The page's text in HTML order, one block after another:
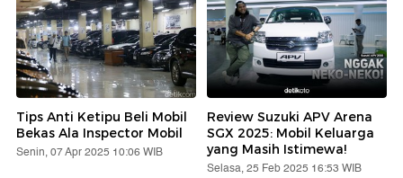
Tips Anti Ketipu Beli Mobil
Bekas Ala Inspector Mobil
Senin, 07 Apr 2025 10:06 WIB
Review Suzuki APV Arena
SGX 2025: Mobil Keluarga
yang Masih Istimewa!
Selasa, 25 Feb 2025 16:53 WIB